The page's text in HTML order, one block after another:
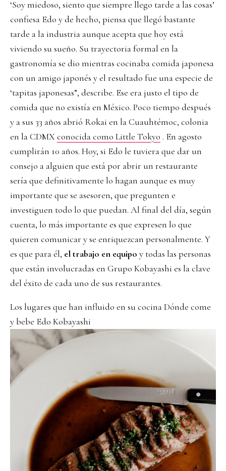
‘Soy miedoso, siento que siempre llego tarde a las cosas’
confiesa Edo y de hecho, piensa que llegó bastante
tarde a la industria aunque acepta que hoy está
viviendo su sueño. Su trayectoria formal en la
gastronomía se dio mientras cocinaba comida japonesa
con un amigo japonés y el resultado fue una especie de
‘tapitas japonesas”, describe. Ese era justo el tipo de
comida que no existía en México. Poco tiempo después
y a sus 33 años abrió Rokai en la Cuauhtémoc, colonia
en la CDMXconocida como Little Tokyo . En agosto
cumplirán 10 años. Hoy, si Edo le tuviera que dar un
consejo a alguien que está por abrir un restaurante
sería que definitivamente lo hagan aunque es muy
importante que se asesoren, que pregunten e
investiguen todo lo que puedan. Al final del día, según
cuenta, lo más importante es que expresen lo que
quieren comunicar y se enriquezcan personalmente. Y
es que para él, el trabajo en equipo y todas las personas
que están involucradas en Grupo Kobayashi es la clave
del éxito de cada uno de sus restaurantes.
Los lugares que han influido en su cocina Dónde come
y bebe Edo Kobayashi